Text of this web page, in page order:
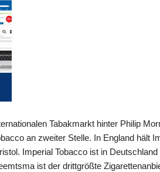
Tabakmarkt hinter Philip
an zweiter Stelle. In England hält
Imperial Tobacco ist in
ist der drittgrößte